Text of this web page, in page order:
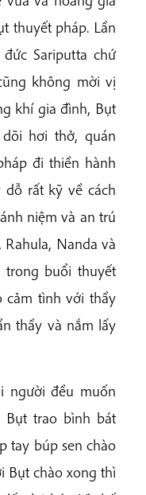
thuyết pháp. Lần
Sariputta chứ
không mời vị
khí gia đình, Bụt
hơi thở, quán
đi thiền hành
rất kỹ về cách
niệm và an trú
Rahula, Nanda và
trong buổi thuyết
cảm tình với thầy
thầy và nắm lấy
người đều muốn
trao bình bát
tay búp sen chào
Bụt chào xong thì